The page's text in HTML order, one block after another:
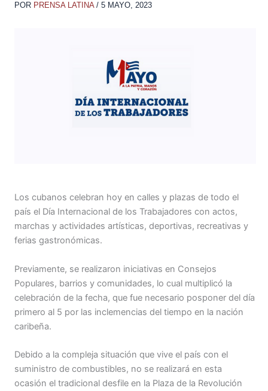
POR PRENSA LATINA / 5 MAYO, 2023
Los cubanos celebran hoy en calles y plazas de todo el
país el Día Internacional de los Trabajadores con actos,
marchas y actividades artísticas, deportivas, recreativas y
ferias gastronómicas.
Previamente, se realizaron iniciativas en Consejos
Populares, barrios y comunidades, lo cual multiplicó la
celebración de la fecha, que fue necesario posponer del día
primero al 5 por las inclemencias del tiempo en la nación
caribeña.
Debido a la compleja situación que vive el país con el
suministro de combustibles, no se realizará en esta
ocasión el tradicional desfile en la Plaza de la Revolución